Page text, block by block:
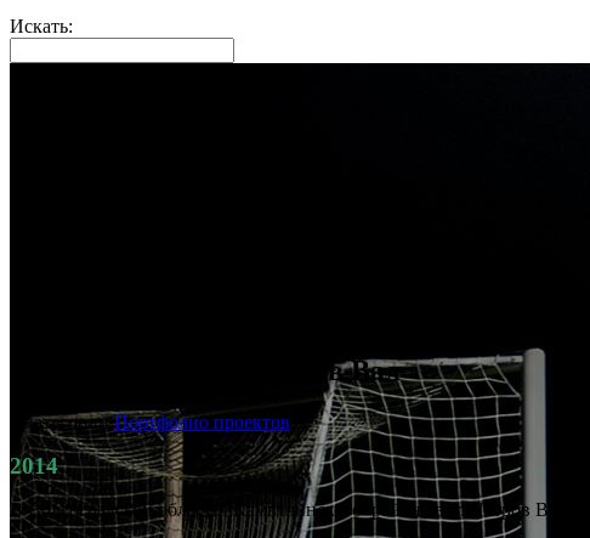
Искать:
Стадион г. Петров Вал
в категорииПортфолио проектов
2014
В Волгоградской области, Камышинского района в г. Петров Вал в